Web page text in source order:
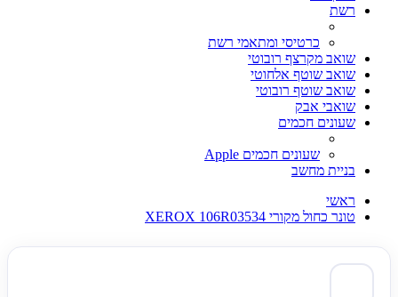
רשת
כרטיסי ומתאמי רשת
שואב מקרצף רובוטי
שואב שוטף אלחוטי
שואב שוטף רובוטי
שואבי אבק
שעונים חכמים
שעונים חכמים Apple
בניית מחשב
ראשי
טונר כחול מקורי XEROX 106R03534